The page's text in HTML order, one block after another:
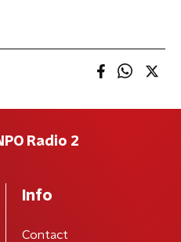
Radio 2
Info
Contact